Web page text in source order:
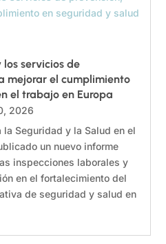
servicios de
mejorar el cumplimiento
el trabajo en Europa
2026
la Seguridad y la Salud en el
un nuevo informe
inspecciones laborales y
en el fortalecimiento del
de seguridad y salud en